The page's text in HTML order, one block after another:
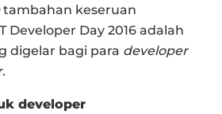
tambahan keseruan
Developer Day 2016 adalah
digelar bagi para developer
.
developer